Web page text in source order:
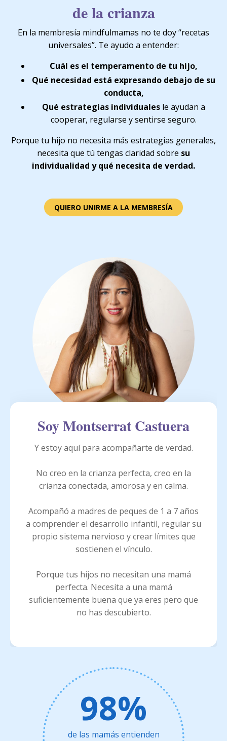
de la crianza
En la membresía mindfulmamas no te doy “recetas
universales”. Te ayudo a entender:
Cuál es el temperamento de tu hijo,
Qué necesidad está expresando debajo de su
conducta,
Qué estrategias individuales le ayudan a
cooperar, regularse y sentirse seguro.
Porque tu hijo no necesita más estrategias generales,
necesita que tú tengas claridad sobre su
individualidad y qué necesita de verdad.
QUIERO UNIRME A LA MEMBRESÍA
Soy Montserrat Castuera
Y estoy aquí para acompañarte de verdad.
No creo en la crianza perfecta, creo en la
crianza conectada, amorosa y en calma.
Acompañó a madres de peques de 1 a 7 años
a comprender el desarrollo infantil, regular su
propio sistema nervioso y crear límites que
sostienen el vínculo.
Porque tus hijos no necesitan una mamá
perfecta. Necesita a una mamá
suficientemente buena que ya eres pero que
no has descubierto.
98%
de las mamás entienden